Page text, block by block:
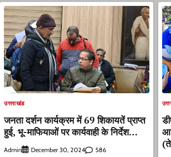
उत्तराखंड
जनता दर्शन कार्यक्रम में 69 शिकायतें प्राप्त
हुई, भू-माफियाओं पर कार्यवाही के निर्देश…
Admin December 30, 2024 586